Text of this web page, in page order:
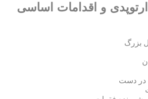
و اقدامات اساسی
بزرگ
در دست